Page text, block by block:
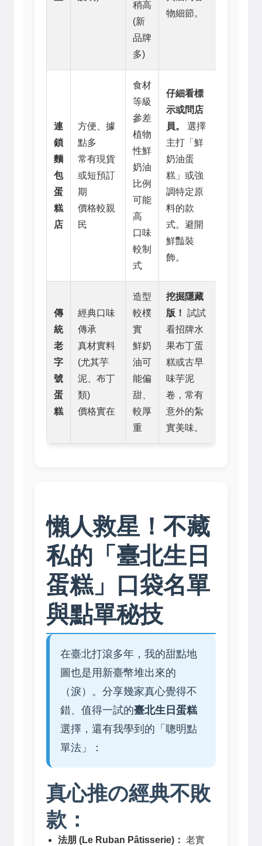
稍高
(新
品牌
多)
物細節。
連
鎖
麵
包
蛋
糕
店
方便、據
點多
常有現貨
或短預訂
期
價格較親
民
食材
等級
參差
植物
性鮮
奶油
比例
可能
高
口味
較制
式
仔細看標
示或問店
員。
選擇
主打「鮮
奶油蛋
糕」或強
調特定原
料的款
式。避開
鮮豔裝
飾。
傳
統
老
字
號
蛋
糕
經典口味
傳承
真材實料
(尤其芋
泥、布丁
類)
價格實在
造型
較樸
實
鮮奶
油可
能偏
甜、
較厚
重
挖掘隱藏
版！ 試試
看招牌水
果布丁蛋
糕或古早
味芋泥
卷，常有
意外的紮
實美味。
懶人救星！不藏
私的「臺北生日
蛋糕」口袋名單
與點單秘技
在臺北打滾多年，我的甜點地
圖也是用新臺幣堆出來的
（淚）。分享幾家真心覺得不
錯、值得一試的臺北生日蛋糕
選擇，還有我學到的「聰明點
單法」：
真心推の經典不敗
款：
法朋 (Le Ruban Pâtisserie)： 老實